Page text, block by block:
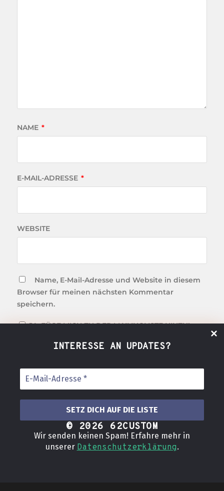
INTERESSE AN UPDATES?
Wir senden keinen Spam! Erfahre mehr in
unserer Datenschutzerklärung.
NAME *
E-MAIL-ADRESSE *
WEBSITE
Name, E-Mail-Adresse und Website in diesem
Browser für meinen nächsten Kommentar
speichern.
JA, FÜGE MICH ZU DER MAILINGLISTE HINZU!
© 2026 62CUSTOM